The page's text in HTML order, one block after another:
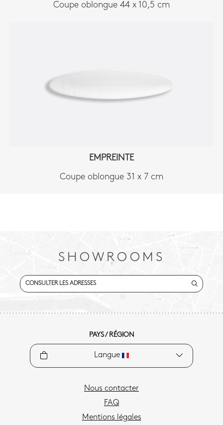
Coupe oblongue 44 x 10,5 cm
EMPREINTE
Coupe oblongue 31 x 7 cm
SHOWROOMS
CONSULTER LES ADRESSES
PAYS / RÉGION
Langue
Nous contacter
FAQ
Mentions légales